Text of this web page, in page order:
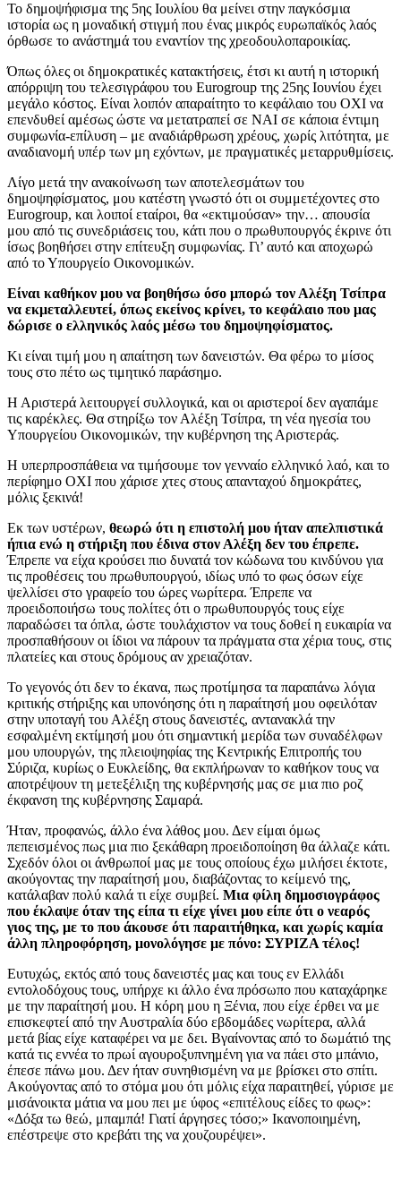
Το δημοψήφισμα της 5ης Ιουλίου θα μείνει στην παγκόσμια
ιστορία ως η μοναδική στιγμή που ένας μικρός ευρωπαϊκός λαός
όρθωσε το ανάστημά του εναντίον της χρεοδουλοπαροικίας.
Όπως όλες οι δημοκρατικές κατακτήσεις, έτσι κι αυτή η ιστορική
απόρριψη του τελεσιγράφου του Eurogroup της 25ης Ιουνίου έχει
μεγάλο κόστος. Είναι λοιπόν απαραίτητο το κεφάλαιο του ΟΧΙ να
επενδυθεί αμέσως ώστε να μετατραπεί σε ΝΑΙ σε κάποια έντιμη
συμφωνία-επίλυση – με αναδιάρθρωση χρέους, χωρίς λιτότητα, με
αναδιανομή υπέρ των μη εχόντων, με πραγματικές μεταρρυθμίσεις.
Λίγο μετά την ανακοίνωση των αποτελεσμάτων του
δημοψηφίσματος, μου κατέστη γνωστό ότι οι συμμετέχοντες στο
Eurogroup, και λοιποί εταίροι, θα «εκτιμούσαν» την… απουσία
μου από τις συνεδριάσεις του, κάτι που ο πρωθυπουργός έκρινε ότι
ίσως βοηθήσει στην επίτευξη συμφωνίας. Γι’ αυτό και αποχωρώ
από το Υπουργείο Οικονομικών.
Είναι καθήκον μου να βοηθήσω όσο μπορώ τον Αλέξη Τσίπρα
να εκμεταλλευτεί, όπως εκείνος κρίνει, το κεφάλαιο που μας
δώρισε ο ελληνικός λαός μέσω του δημοψηφίσματος.
Κι είναι τιμή μου η απαίτηση των δανειστών. Θα φέρω το μίσος
τους στο πέτο ως τιμητικό παράσημο.
Η Αριστερά λειτουργεί συλλογικά, και οι αριστεροί δεν αγαπάμε
τις καρέκλες. Θα στηρίξω τον Αλέξη Τσίπρα, τη νέα ηγεσία του
Υπουργείου Οικονομικών, την κυβέρνηση της Αριστεράς.
Η υπερπροσπάθεια να τιμήσουμε τον γενναίο ελληνικό λαό, και το
περίφημο ΟΧΙ που χάρισε χτες στους απανταχού δημοκράτες,
μόλις ξεκινά!
Εκ των υστέρων, θεωρώ ότι η επιστολή μου ήταν απελπιστικά
ήπια ενώ η στήριξη που έδινα στον Αλέξη δεν του έπρεπε.
Έπρεπε να είχα κρούσει πιο δυνατά τον κώδωνα του κινδύνου για
τις προθέσεις του πρωθυπουργού, ιδίως υπό το φως όσων είχε
ψελλίσει στο γραφείο του ώρες νωρίτερα. Έπρεπε να
προειδοποιήσω τους πολίτες ότι ο πρωθυπουργός τους είχε
παραδώσει τα όπλα, ώστε τουλάχιστον να τους δοθεί η ευκαιρία να
προσπαθήσουν οι ίδιοι να πάρουν τα πράγματα στα χέρια τους, στις
πλατείες και στους δρόμους αν χρειαζόταν.
Το γεγονός ότι δεν το έκανα, πως προτίμησα τα παραπάνω λόγια
κριτικής στήριξης και υπονόησης ότι η παραίτησή μου οφειλόταν
στην υποταγή του Αλέξη στους δανειστές, αντανακλά την
εσφαλμένη εκτίμησή μου ότι σημαντική μερίδα των συναδέλφων
μου υπουργών, της πλειοψηφίας της Κεντρικής Επιτροπής του
Σύριζα, κυρίως ο Ευκλείδης, θα εκπλήρωναν το καθήκον τους να
αποτρέψουν τη μετεξέλιξη της κυβέρνησής μας σε μια πιο ροζ
έκφανση της κυβέρνησης Σαμαρά.
Ήταν, προφανώς, άλλο ένα λάθος μου. Δεν είμαι όμως
πεπεισμένος πως μια πιο ξεκάθαρη προειδοποίηση θα άλλαζε κάτι.
Σχεδόν όλοι οι άνθρωποί μας με τους οποίους έχω μιλήσει έκτοτε,
ακούγοντας την παραίτησή μου, διαβάζοντας το κείμενό της,
κατάλαβαν πολύ καλά τι είχε συμβεί. Μια φίλη δημοσιογράφος
που έκλαψε όταν της είπα τι είχε γίνει μου είπε ότι ο νεαρός
γιος της, με το που άκουσε ότι παραιτήθηκα, και χωρίς καμία
άλλη πληροφόρηση, μονολόγησε με πόνο: ΣΥΡΙΖΑ τέλος!
Ευτυχώς, εκτός από τους δανειστές μας και τους εν Ελλάδι
εντολοδόχους τους, υπήρχε κι άλλο ένα πρόσωπο που καταχάρηκε
με την παραίτησή μου. Η κόρη μου η Ξένια, που είχε έρθει να με
επισκεφτεί από την Αυστραλία δύο εβδομάδες νωρίτερα, αλλά
μετά βίας είχε καταφέρει να με δει. Βγαίνοντας από το δωμάτιό της
κατά τις εννέα το πρωί αγουροξυπνημένη για να πάει στο μπάνιο,
έπεσε πάνω μου. Δεν ήταν συνηθισμένη να με βρίσκει στο σπίτι.
Ακούγοντας από το στόμα μου ότι μόλις είχα παραιτηθεί, γύρισε με
μισάνοικτα μάτια να μου πει με ύφος «επιτέλους είδες το φως»:
«Δόξα τω θεώ, μπαμπά! Γιατί άργησες τόσο;» Ικανοποιημένη,
επέστρεψε στο κρεβάτι της να χουζουρέψει».